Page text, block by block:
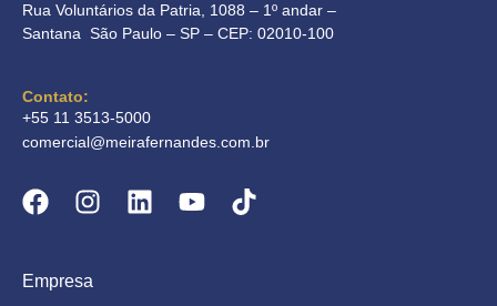
Rua Voluntários da Patria, 1088 – 1º andar –
Santana São Paulo – SP – CEP: 02010-100
Contato:
+55 11 3513-5000
comercial@meirafernandes.com.br
Empresa